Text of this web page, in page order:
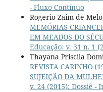
- Fluxo Contínuo
Rogerio Zaim de
MEMÓRIAS
EM MEADOS DO
Educação: v. 31 n. 1
Thayana Priscila
REVISTA CARINHO
SUJEIÇÃO DA
v. 24 (2015): Dossiê -